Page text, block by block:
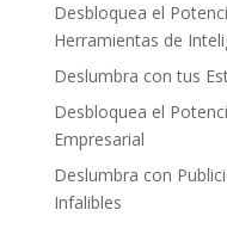
Desbloquea el
Herramientas de
Deslumbra con tus
Desbloquea el
Empresarial
Deslumbra con
Infalibles